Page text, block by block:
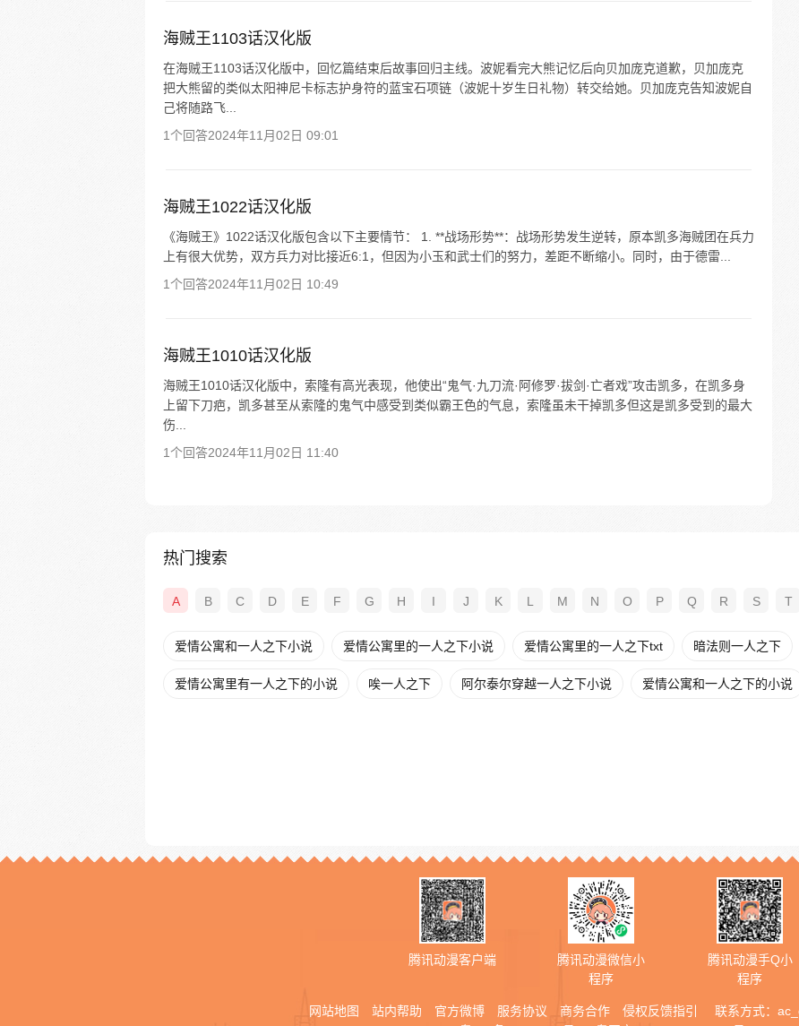
海贼王1103话汉化版
在海贼王1103话汉化版中，回忆篇结束后故事回归主线。波妮看完大熊记忆后向贝加庞克道歉，贝加庞克
把大熊留的类似太阳神尼卡标志护身符的蓝宝石项链（波妮十岁生日礼物）转交给她。贝加庞克告知波妮自
己将随路飞...
1个回答2024年11月02日 09:01
海贼王1022话汉化版
《海贼王》1022话汉化版包含以下主要情节： 1. **战场形势**：战场形势发生逆转，原本凯多海贼团在兵力
上有很大优势，双方兵力对比接近6:1，但因为小玉和武士们的努力，差距不断缩小。同时，由于德雷...
1个回答2024年11月02日 10:49
海贼王1010话汉化版
海贼王1010话汉化版中，索隆有高光表现，他使出“鬼气·九刀流·阿修罗·拔剑·亡者戏”攻击凯多，在凯多身
上留下刀疤，凯多甚至从索隆的鬼气中感受到类似霸王色的气息，索隆虽未干掉凯多但这是凯多受到的最大
伤...
1个回答2024年11月02日 11:40
热门搜索
A B C D E F G H I J K L M N O P Q R S T
爱情公寓和一人之下小说 爱情公寓里的一人之下小说 爱情公寓里的一人之下txt 暗法则一人之下
爱情公寓里有一人之下的小说 唉一人之下 阿尔泰尔穿越一人之下小说 爱情公寓和一人之下的小说
腾讯动漫客户端
腾讯动漫微信小
程序
腾讯动漫手Q小
程序
网站地图 站内帮助 官方微博 服务协议 商务合作 侵权反馈指引 联系方式：